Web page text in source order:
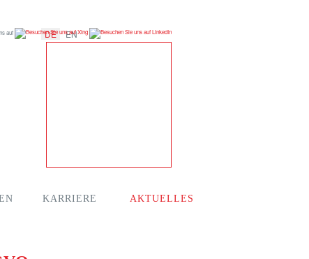
DE EN
auf
KARRIERE AKTUELLES